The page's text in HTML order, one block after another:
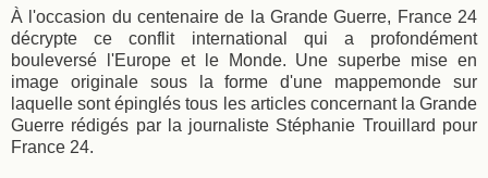
À l'occasion du centenaire de la Grande Guerre, France 24
décrypte ce conflit international qui a profondément
bouleversé l'Europe et le Monde. Une superbe mise en
image originale sous la forme d'une mappemonde sur
laquelle sont épinglés tous les articles concernant la Grande
Guerre rédigés par la journaliste Stéphanie Trouillard pour
France 24.